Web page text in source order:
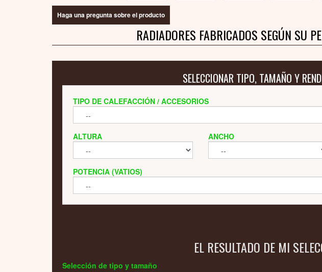
Haga una pregunta sobre el producto
RADIADORES FABRICADOS SEGÚN SU
SELECCIONAR TIPO, TAMAÑO Y
TIPO DE CALEFACCIÓN / ACCESORIOS
ALTURA ANCHO
POTENCIA (VATIOS)
EL RESULTADO DE MI
Selección de tipo y tamaño